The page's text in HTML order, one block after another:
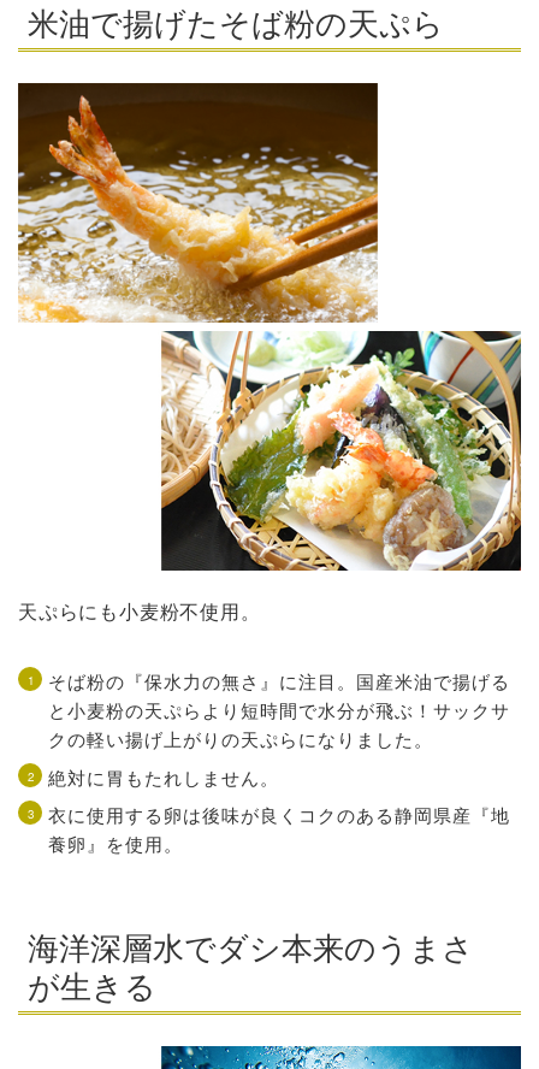
米油で揚げたそば粉の天ぷら
天ぷらにも小麦粉不使用。
そば粉の『保水力の無さ』に注目。国産米油で揚げる
と小麦粉の天ぷらより短時間で水分が飛ぶ！サックサ
クの軽い揚げ上がりの天ぷらになりました。
絶対に胃もたれしません。
衣に使用する卵は後味が良くコクのある静岡県産『地
養卵』を使用。
海洋深層水でダシ本来のうまさ
が生きる